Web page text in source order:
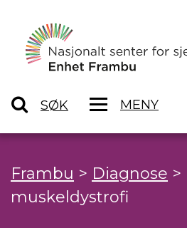
SØK MENY
Frambu > Diagnose >
muskeldystrofi